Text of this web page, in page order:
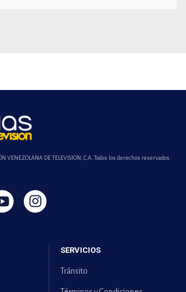
VENEZOLANA DE TELEVISION, C.A. Todos los derechos reservados.
SERVICIOS
Tránsito